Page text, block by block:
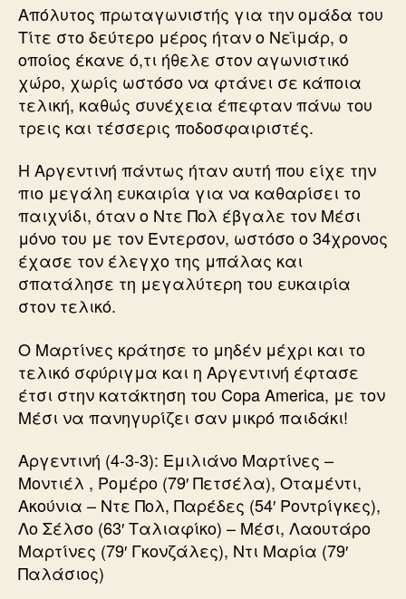
Απόλυτος πρωταγωνιστής για την ομάδα του
Τίτε στο δεύτερο μέρος ήταν ο Νεϊμάρ, ο
οποίος έκανε ό,τι ήθελε στον αγωνιστικό
χώρο, χωρίς ωστόσο να φτάνει σε κάποια
τελική, καθώς συνέχεια έπεφταν πάνω του
τρεις και τέσσερις ποδοσφαιριστές.
Η Αργεντινή πάντως ήταν αυτή που είχε την
πιο μεγάλη ευκαιρία για να καθαρίσει το
παιχνίδι, όταν ο Ντε Πολ έβγαλε τον Μέσι
μόνο του με τον Έντερσον, ωστόσο ο 34χρονος
έχασε τον έλεγχο της μπάλας και
σπατάλησε τη μεγαλύτερη του ευκαιρία
στον τελικό.
Ο Μαρτίνες κράτησε το μηδέν μέχρι και το
τελικό σφύριγμα και η Αργεντινή έφτασε
έτσι στην κατάκτηση του Copa America, με τον
Μέσι να πανηγυρίζει σαν μικρό παιδάκι!
Αργεντινή (4-3-3): Εμιλιάνο Μαρτίνες –
Μοντιέλ , Ρομέρο (79′ Πετσέλα), Οταμέντι,
Ακούνια – Ντε Πολ, Παρέδες (54′ Ροντρίγκες),
Λο Σέλσο (63′ Ταλιαφίκο) – Μέσι, Λαουτάρο
Μαρτίνες (79′ Γκονζάλες), Ντι Μαρία (79′
Παλάσιος)